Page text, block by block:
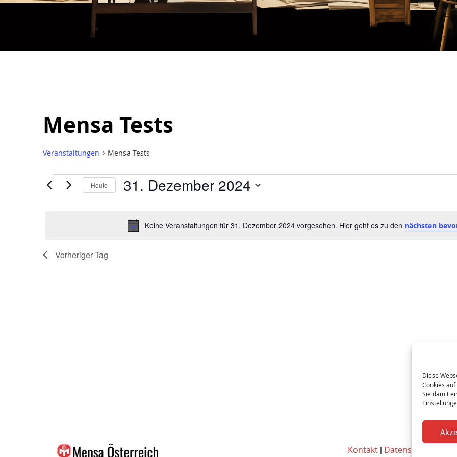
Diese
Cookies
Sie damit
Mensa Tests
Veranstaltungen Mensa Tests
Hinweis
Keine Veranstaltungen für 31. Dezember 2024 vorgesehen. Hier geht es zu den nächsten
Heute 31. Dezember 2024
Vorheriger Tag
Kontakt | Datenschutz